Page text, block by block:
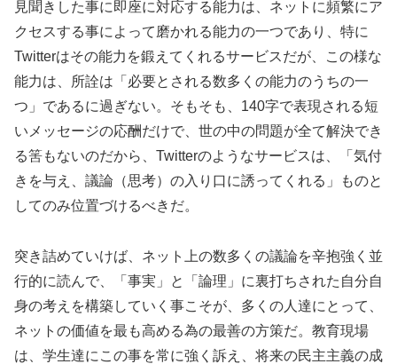
見聞きした事に即座に対応する能力は、ネットに頻繁にア
クセスする事によって磨かれる能力の一つであり、特に
Twitterはその能力を鍛えてくれるサービスだが、この様な
能力は、所詮は「必要とされる数多くの能力のうちの一
つ」であるに過ぎない。そもそも、140字で表現される短
いメッセージの応酬だけで、世の中の問題が全て解決でき
る筈もないのだから、Twitterのようなサービスは、「気付
きを与え、議論（思考）の入り口に誘ってくれる」ものと
してのみ位置づけるべきだ。
突き詰めていけば、ネット上の数多くの議論を辛抱強く並
行的に読んで、「事実」と「論理」に裏打ちされた自分自
身の考えを構築していく事こそが、多くの人達にとって、
ネットの価値を最も高める為の最善の方策だ。教育現場
は、学生達にこの事を常に強く訴え、将来の民主主義の成